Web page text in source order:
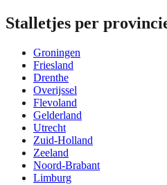
Stalletjes per
Groningen
Friesland
Drenthe
Overijssel
Flevoland
Gelderland
Utrecht
Zuid-Holland
Zeeland
Noord-Brabant
Limburg